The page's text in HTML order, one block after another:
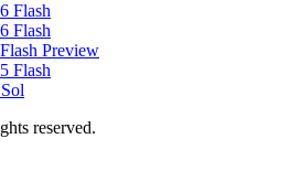
Flash
Flash
Preview
Flash
reserved.